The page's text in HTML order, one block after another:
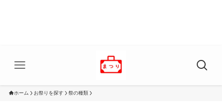
ホーム お祭りを探す 祭の種類